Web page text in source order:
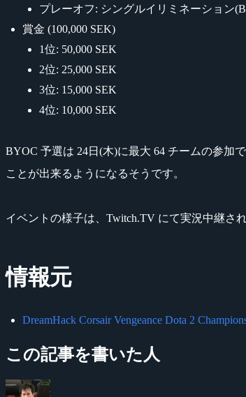
プレーオフ: シングルイリミネーション
賞金 (100,000 SEK)
1位: 50,000 SEK
2位: 25,000 SEK
3位: 15,000 SEK
4位: 10,000 SEK
BYOC 予選は 24日(木)に最大 64 チームの参加
ことが出来るようになるそうです。
イベントの様子は、Twitch.TV にて実況中継さ
情報元
DreamHack Corsair Vengeance Dota 2
この記事を書いた人